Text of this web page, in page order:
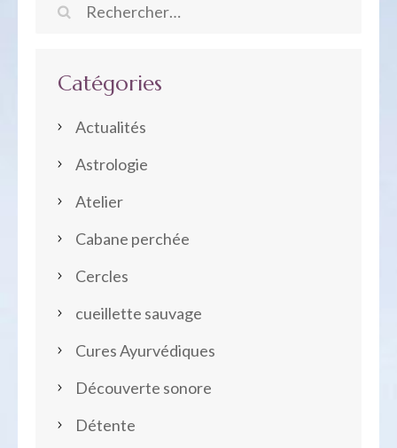
Rechercher :
Catégories
Actualités
Astrologie
Atelier
Cabane perchée
Cercles
cueillette sauvage
Cures Ayurvédiques
Découverte sonore
Détente